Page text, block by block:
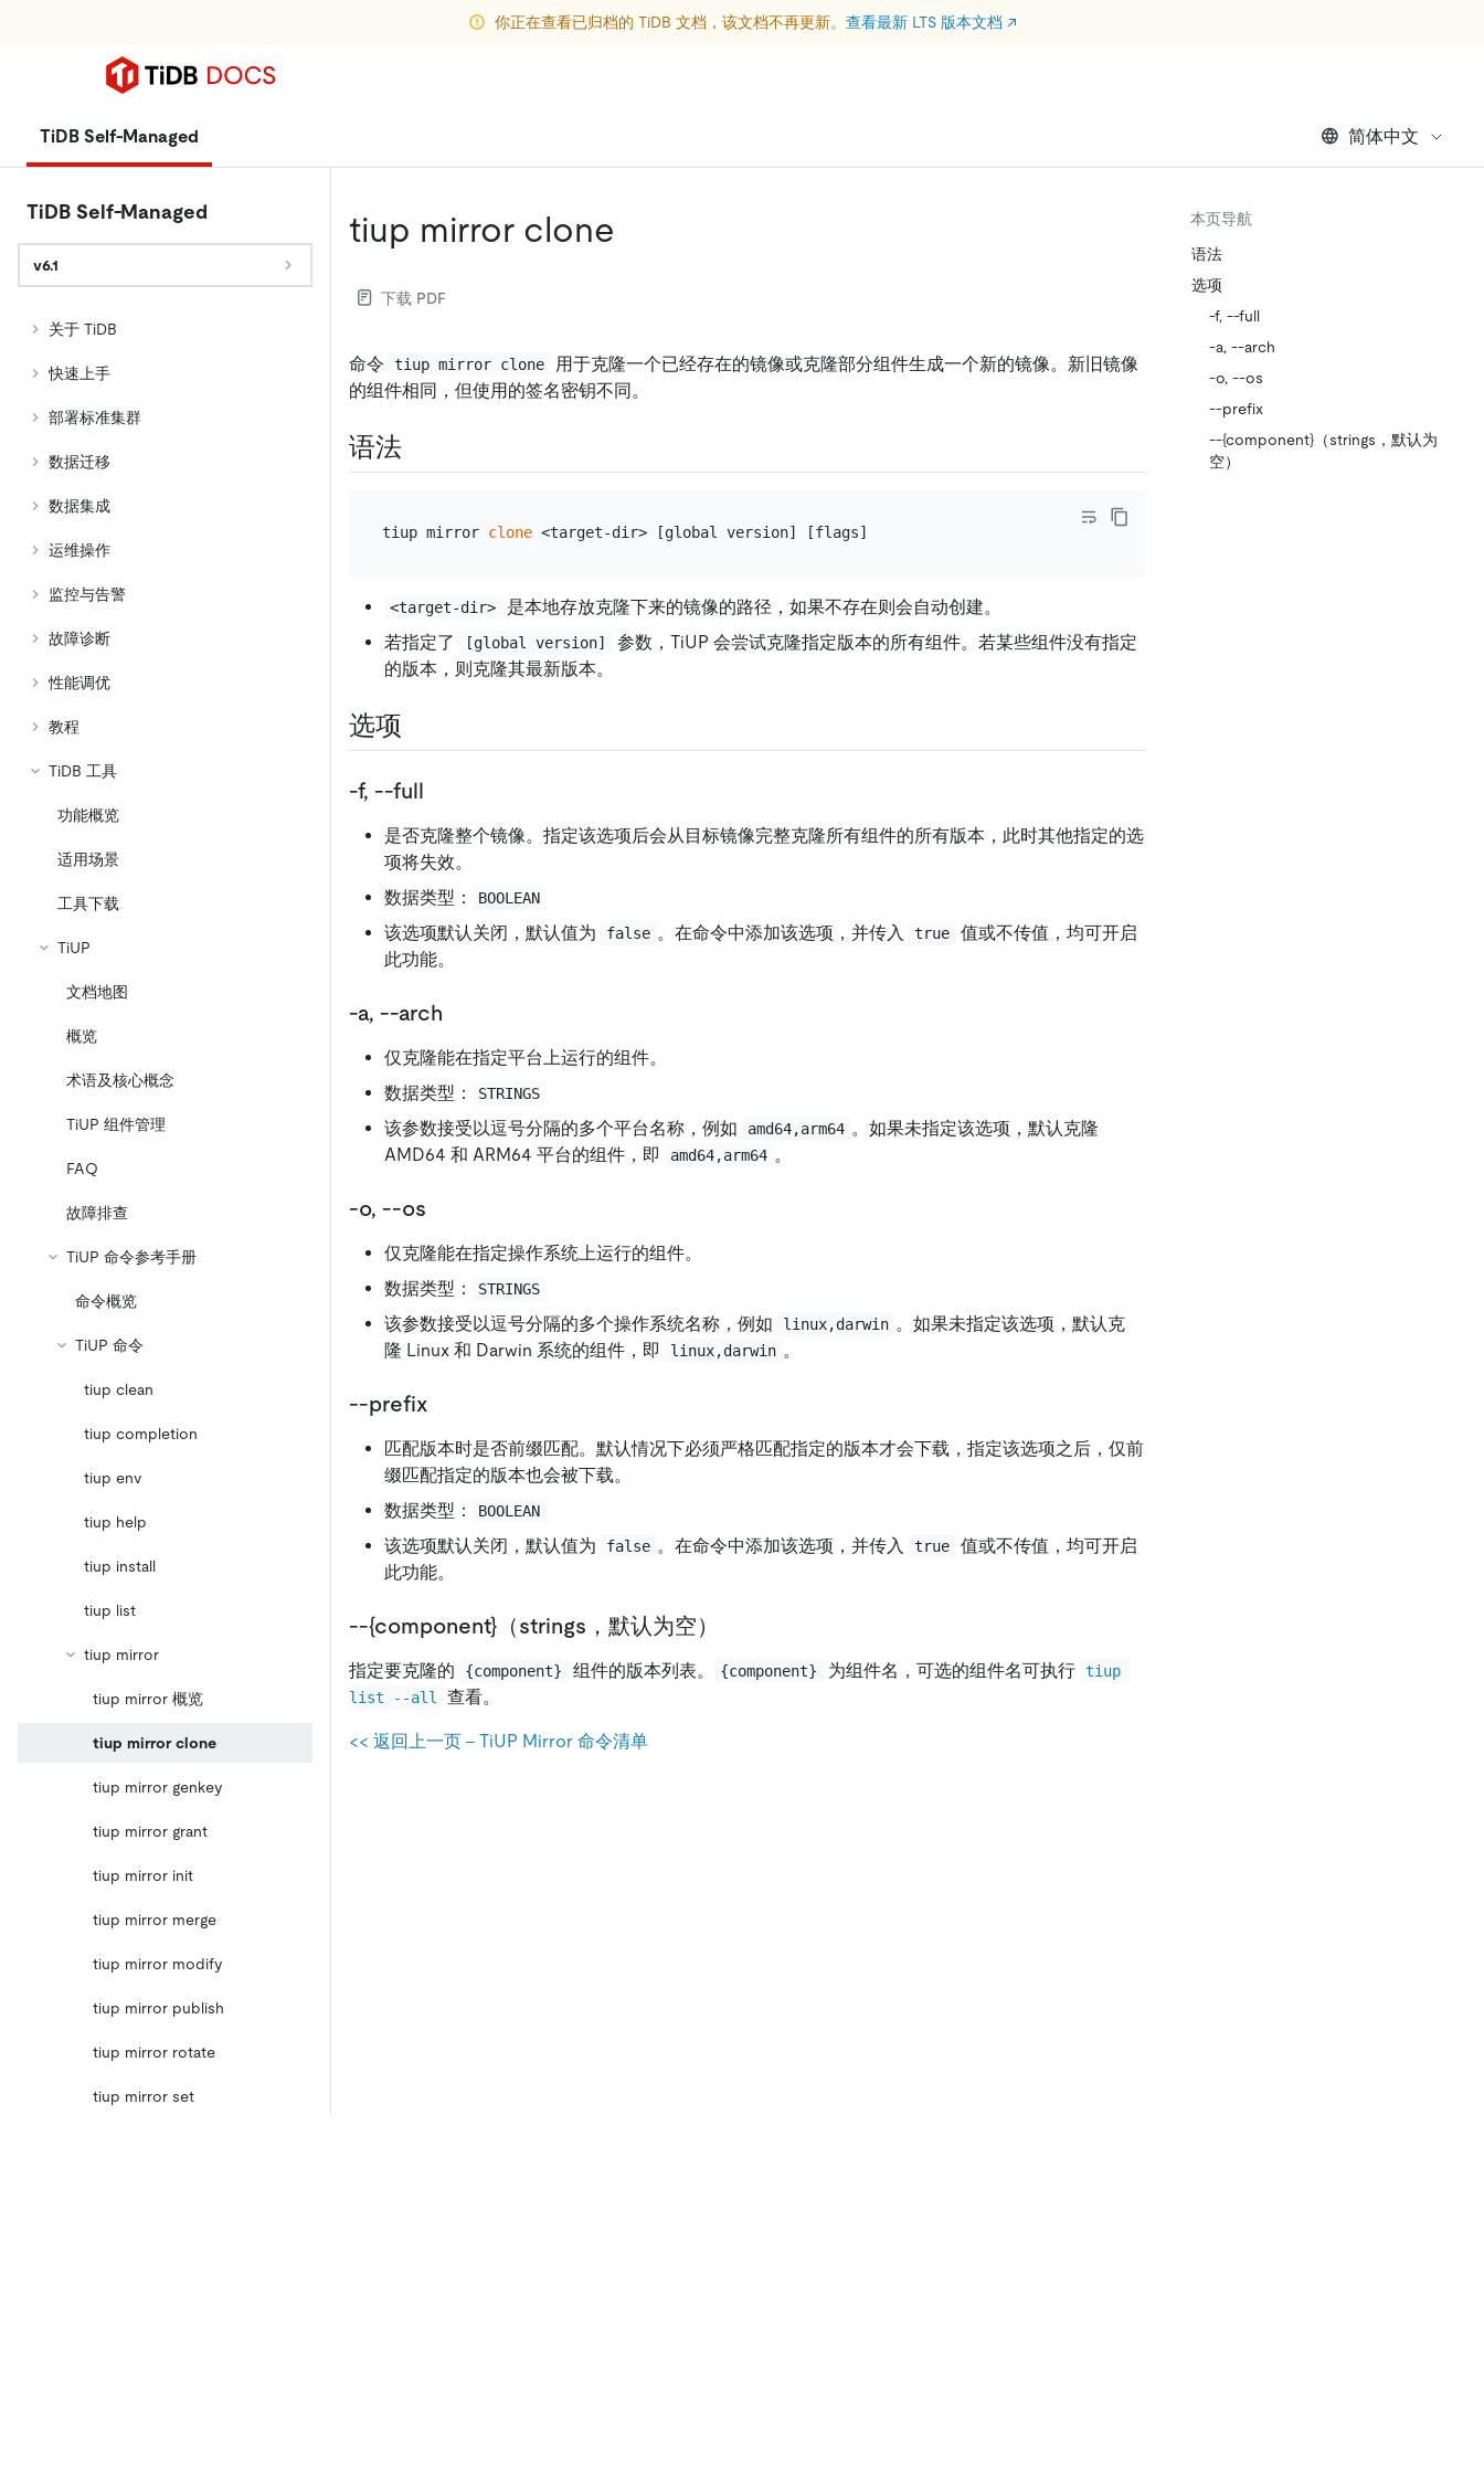
你正在查看已归档的 TiDB 文档，该文档不再更新。 查看最新 LTS 版本文档 ↗
TiDB Self-Managed 简体中文
TiDB Self-Managed
v6.1
关于 TiDB
快速上手
部署标准集群
数据迁移
数据集成
运维操作
监控与告警
故障诊断
性能调优
教程
TiDB 工具
功能概览
适用场景
工具下载
TiUP
文档地图
概览
术语及核心概念
TiUP 组件管理
FAQ
故障排查
TiUP 命令参考手册
命令概览
TiUP 命令
tiup clean
tiup completion
tiup env
tiup help
tiup install
tiup list
tiup mirror
tiup mirror 概览
tiup mirror clone
tiup mirror genkey
tiup mirror grant
tiup mirror init
tiup mirror merge
tiup mirror modify
tiup mirror publish
tiup mirror rotate
tiup mirror set
tiup mirror clone
下载 PDF
命令 tiup mirror clone
用于克隆一个已经存在的镜像或克隆部分组件生成一个新的镜像。新旧镜像
的组件相同，但使用的签名密钥不同。
语法
tiup mirror clone
<target-dir>
是本地存放克隆下来的镜像的路径，如果不存在则会自动创建。
若指定了
[global version]
参数，TiUP 会尝试克隆指定版本的所有组件。若某些组件没有指定
的版本，则克隆其最新版本。
选项
-f, --full
是否克隆整个镜像。指定该选项后会从目标镜像完整克隆所有组件的所有版本，此时其他指定的选
项将失效。
数据类型：
BOOLEAN
该选项默认关闭，默认值为 false 。在命令中添加该选项，并传入 true
值或不传值，均可开启
此功能。
-a, --arch
仅克隆能在指定平台上运行的组件。
数据类型：
STRINGS
该参数接受以逗号分隔的多个平台名称，例如 amd64,arm64 。如果未指定该选项，默认克隆
AMD64 和 ARM64 平台的组件，即
amd64,arm64 。
-o, --os
仅克隆能在指定操作系统上运行的组件。
数据类型：
STRINGS
该参数接受以逗号分隔的多个操作系统名称，例如 linux,darwin 。如果未指定该选项，默认克
隆 Linux 和 Darwin 系统的组件，即
linux,darwin 。
--prefix
匹配版本时是否前缀匹配。默认情况下必须严格匹配指定的版本才会下载，指定该选项之后，仅前
缀匹配指定的版本也会被下载。
数据类型：
BOOLEAN
该选项默认关闭，默认值为 false 。在命令中添加该选项，并传入 true
值或不传值，均可开启
此功能。
--{component}（strings，默认为空）
指定要克隆的 {component} 组件的版本列表。 {component} 为组件名，可选的组件名可执行 tiup
list --all
查看。
<< 返回上一页 - TiUP Mirror 命令清单
本页导航
语法
选项
-f, --full
-a, --arch
-o, --os
--prefix
--{component}（strings，默认为
空）